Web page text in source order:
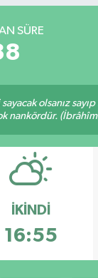
SÜRE
olsanız
nankördür.
İKINDI
16:55